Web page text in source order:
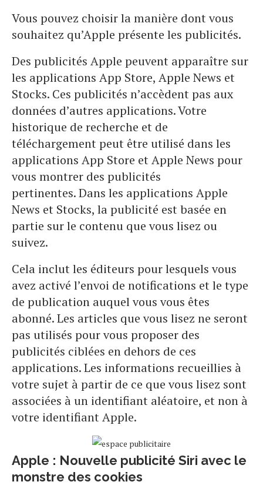
Vous pouvez choisir la manière dont vous
souhaitez qu’Apple présente les publicités.
Des publicités Apple peuvent apparaître sur
les applications App Store, Apple News et
Stocks. Ces publicités n’accèdent pas aux
données d’autres applications. Votre
historique de recherche et de
téléchargement peut être utilisé dans les
applications App Store et Apple News pour
vous montrer des publicités
pertinentes. Dans les applications Apple
News et Stocks, la publicité est basée en
partie sur le contenu que vous lisez ou
suivez.
Cela inclut les éditeurs pour lesquels vous
avez activé l’envoi de notifications et le type
de publication auquel vous vous êtes
abonné. Les articles que vous lisez ne seront
pas utilisés pour vous proposer des
publicités ciblées en dehors de ces
applications. Les informations recueillies à
votre sujet à partir de ce que vous lisez sont
associées à un identifiant aléatoire, et non à
votre identifiant Apple.
Apple : Nouvelle publicité Siri avec le
monstre des cookies